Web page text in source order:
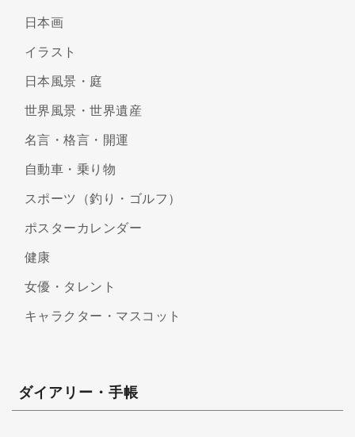
日本画
イラスト
日本風景・庭
世界風景・世界遺産
名言・格言・開運
自動車・乗り物
スポーツ（釣り・ゴルフ）
ポスターカレンダー
健康
女優・タレント
キャラクター・マスコット
ダイアリー・手帳